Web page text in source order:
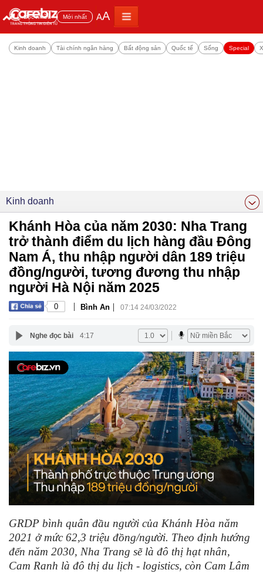
Đọc nhiều Mới nhất AA
Kinh doanh Tài chính ngân hàng Bất động sản Quốc tế Sống Special
Kinh doanh
Khánh Hòa của năm 2030: Nha Trang
trở thành điểm du lịch hàng đầu Đông
Nam Á, thu nhập người dân 189 triệu
đồng/người, tương đương thu nhập
người Hà Nội năm 2025
0 | Bình An | 07:14 24/03/2022
Nghe đọc bài 4:17
GRDP bình quân đầu người của Khánh Hòa năm
2021 ở mức 62,3 triệu đồng/người. Theo định hướng
đến năm 2030, Nha Trang sẽ là đô thị hạt nhân,
Cam Ranh là đô thị du lịch - logistics, còn Cam Lâm